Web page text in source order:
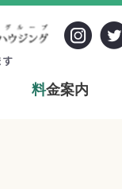
料金案内